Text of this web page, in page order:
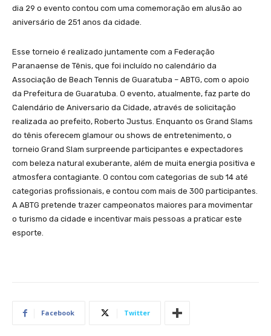
dia 29 o evento contou com uma comemoração em alusão ao
aniversário de 251 anos da cidade.
Esse torneio é realizado juntamente com a Federação
Paranaense de Tênis, que foi incluído no calendário da
Associação de Beach Tennis de Guaratuba – ABTG, com o apoio
da Prefeitura de Guaratuba. O evento, atualmente, faz parte do
Calendário de Aniversario da Cidade, através de solicitação
realizada ao prefeito, Roberto Justus. Enquanto os Grand Slams
do tênis oferecem glamour ou shows de entretenimento, o
torneio Grand Slam surpreende participantes e expectadores
com beleza natural exuberante, além de muita energia positiva e
atmosfera contagiante. O contou com categorias de sub 14 até
categorias profissionais, e contou com mais de 300 participantes.
A ABTG pretende trazer campeonatos maiores para movimentar
o turismo da cidade e incentivar mais pessoas a praticar este
esporte.
Facebook Twitter